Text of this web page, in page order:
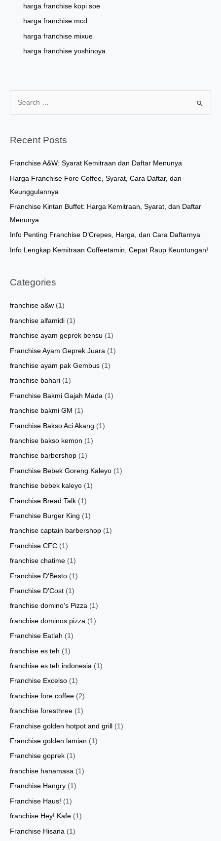
harga franchise kopi soe
harga franchise mcd
harga franchise mixue
harga franchise yoshinoya
r
h
f
o
r
:
Recent Posts
Franchise A&W: Syarat Kemitraan dan Daftar Menunya
Harga Franchise Fore Coffee, Syarat, Cara Daftar, dan
Keunggulannya
Franchise Kintan Buffet: Harga Kemitraan, Syarat, dan Daftar
Menunya
Info Penting Franchise D’Crepes, Harga, dan Cara Daftarnya
Info Lengkap Kemitraan Coffeetamin, Cepat Raup Keuntungan!
Categories
franchise a&w (1)
franchise alfamidi (1)
franchise ayam geprek bensu (1)
Franchise Ayam Geprek Juara (1)
franchise ayam pak Gembus (1)
franchise bahari (1)
Franchise Bakmi Gajah Mada (1)
franchise bakmi GM (1)
Franchise Bakso Aci Akang (1)
franchise bakso kemon (1)
franchise barbershop (1)
Franchise Bebek Goreng Kaleyo (1)
franchise bebek kaleyo (1)
Franchise Bread Talk (1)
Franchise Burger King (1)
franchise captain barbershop (1)
Franchise CFC (1)
franchise chatime (1)
Franchise D'Besto (1)
Franchise D'Cost (1)
franchise domino's Pizza (1)
franchise dominos pizza (1)
Franchise Eatlah (1)
franchise es teh (1)
franchise es teh indonesia (1)
Franchise Excelso (1)
franchise fore coffee (2)
franchise foresthree (1)
Franchise golden hotpot and grill (1)
Franchise golden lamian (1)
Franchise goprek (1)
franchise hanamasa (1)
Franchise Hangry (1)
Franchise Haus! (1)
franchise Hey! Kafe (1)
Franchise Hisana (1)